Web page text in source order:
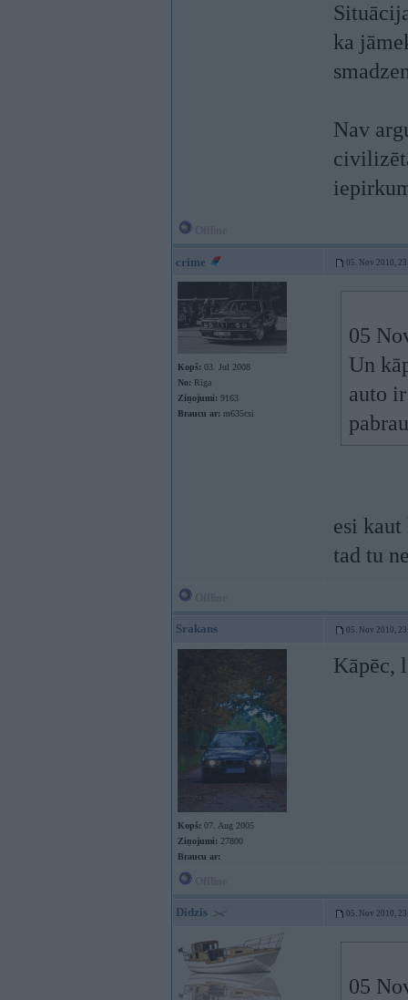
ka
Nav
crime 05. Nov 2010,
Kopš: 03. Jul 2008
No: Rīga
Ziņojumi: 9163
Braucu ar: m635csi
05
Un
auto
esi
tad tu
Srakans 05. Nov 2010,
Kopš: 07. Aug 2005
Ziņojumi: 27800
Braucu ar:
Kāpēc,
Didzis 05. Nov 2010,
05